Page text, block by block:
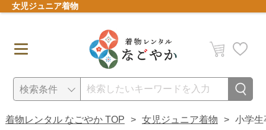
女児ジュニア着物
検索条件
着物レンタル なごやか TOP > 女児ジュニア着物 > 小学生
●ご利用日